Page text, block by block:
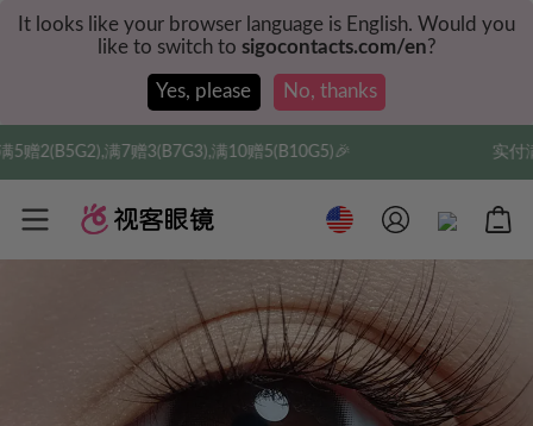
It looks like your browser language is English. Would you
like to switch to sigocontacts.com/en?
Yes, please No, thanks
满10赠5(B10G5)🎉 实付满$35全球包邮，新